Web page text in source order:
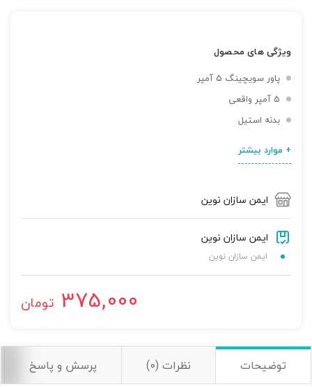
ویژگی های محصول
پاور سویچینگ 5 آمپر
5 آمپر واقعی
بدنه استیل
+ موارد بیشتر
ایمن سازان نوین
ایمن سازان نوین
ایمن سازان نوین
375,000 تومان
توضیحات نظرات (0) پرسش و پاسخ
تصاویر رسمی